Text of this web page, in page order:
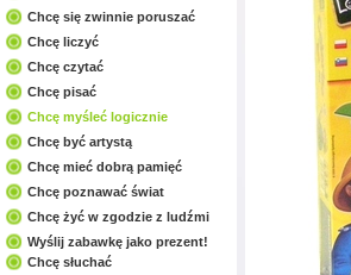
Chcę się zwinnie poruszać
Chcę liczyć
Chcę czytać
Chcę pisać
Chcę myśleć logicznie
Chcę być artystą
Chcę mieć dobrą pamięć
Chcę poznawać świat
Chcę żyć w zgodzie z ludźmi
Wyślij zabawkę jako prezent!
Chcę słuchać